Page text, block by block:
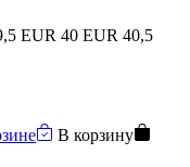
EUR 40 EUR 40,5
В корзину